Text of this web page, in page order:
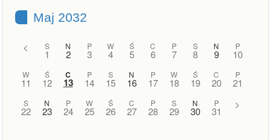
Maj 2032
< S
1
N
2
P
3
W
4
Ś
5
C
6
P
7
S
8
N
9
P
10
W
11
Ś
12
C
13
P
14
S
15
N
16
P
17
W
18
Ś
19
C
20
P
21
S
22
N
23
P
24
W
25
Ś
26
C
27
P
28
S
29
N
30
P
31
>